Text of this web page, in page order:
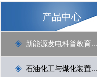
产品中心
新能源发电科普教育...
石油化工与煤化装置...